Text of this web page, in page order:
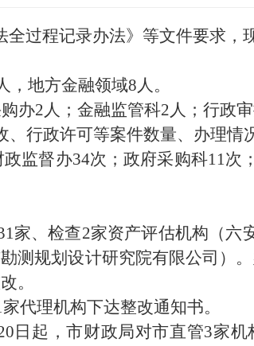
过程记录办法》等文件要求，
地方金融领域8人。
办2人；金融监管科2人；行政审
、行政许可等案件数量、办理情
监督办34次；政府采购科11次
家、检查2家资产评估机构（
测规划设计研究院有限公司）
。
代理机构下达整改通知书。
日起，市财政局对市直管3家